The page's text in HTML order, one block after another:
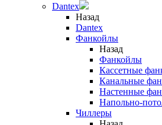
Dantex
Назад
Dantex
Фанкойлы
Назад
Фанкойлы
Кассетные
Канальные
Настенные
Напольно-
Чиллеры